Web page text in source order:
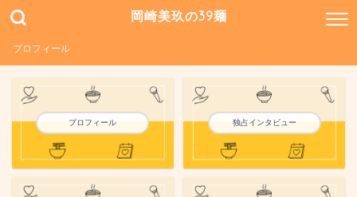
岡崎美玖の39麺
プロフィール
プロフィール 独占インタビュー